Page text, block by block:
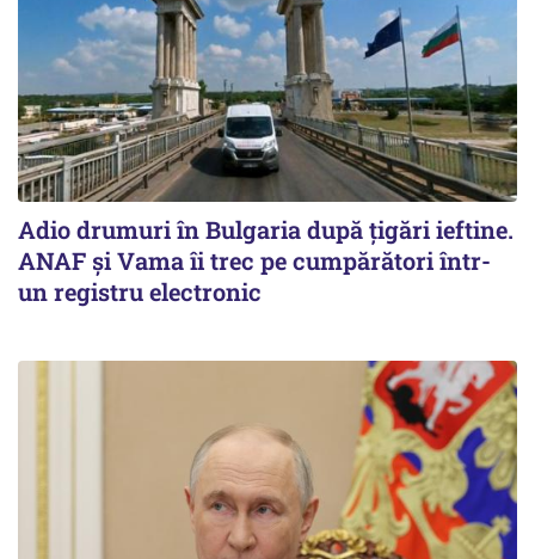
Adio drumuri în Bulgaria după țigări ieftine.
ANAF și Vama îi trec pe cumpărători într-
un registru electronic